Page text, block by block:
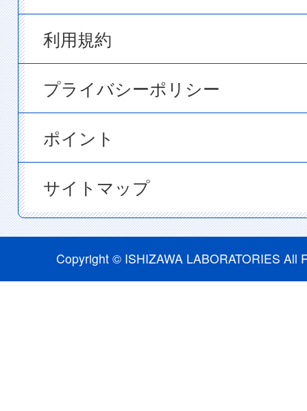
利用規約
プライバシーポリシー
ポイント
サイトマップ
Copyright © ISHIZAWA LABORATORIES All